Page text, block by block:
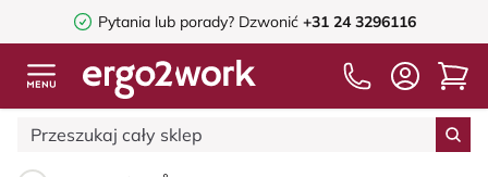
Pytania lub porady? Dzwonić +31 24 3296116